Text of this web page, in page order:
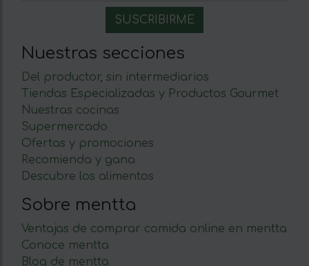
Nuestras secciones
Del productor, sin intermediarios
Tiendas Especializadas y Productos Gourmet
Nuestras cocinas
Supermercado
Ofertas y promociones
Recomienda y gana
Descubre los alimentos
Sobre mentta
Ventajas de comprar comida online en mentta
Conoce mentta
Blog de mentta